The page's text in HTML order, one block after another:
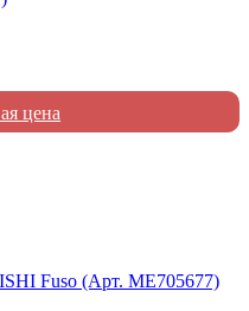
цена
Fuso (Арт. ME705677)